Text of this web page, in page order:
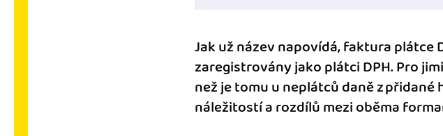
Jak už název napovídá, faktura
zaregistrovány jako plátci DPH. Pro
než je tomu u neplátců daně z
náležitostí a rozdílů mezi oběma